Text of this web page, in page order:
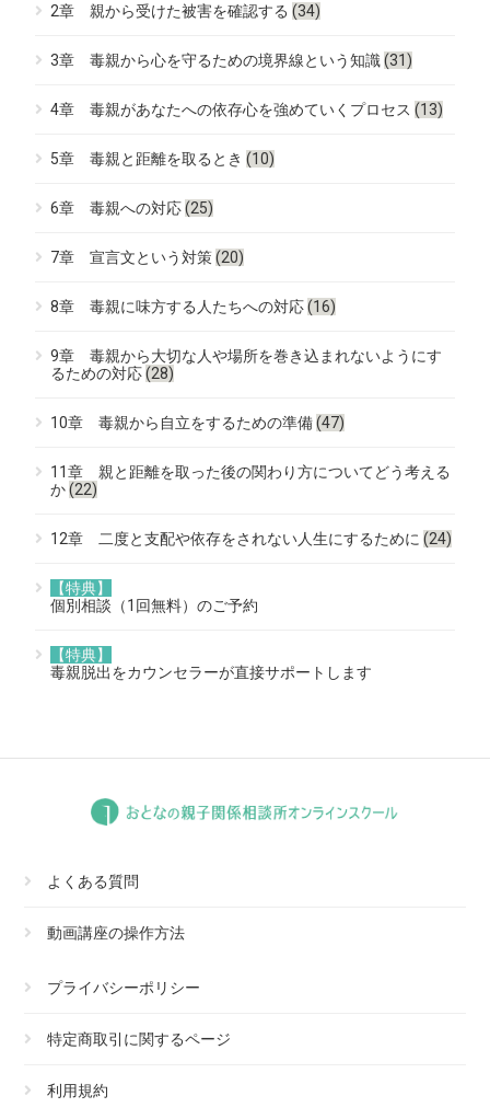
2章 親から受けた被害を確認する(34)
3章 毒親から心を守るための境界線という知識(31)
4章 毒親があなたへの依存心を強めていくプロセス(13)
5章 毒親と距離を取るとき(10)
6章 毒親への対応(25)
7章 宣言文という対策(20)
8章 毒親に味方する人たちへの対応(16)
9章 毒親から大切な人や場所を巻き込まれないようにす
るための対応(28)
10章 毒親から自立をするための準備(47)
11章 親と距離を取った後の関わり方についてどう考える
か(22)
12章 二度と支配や依存をされない人生にするために(24)
【特典】
個別相談（1回無料）のご予約
【特典】
毒親脱出をカウンセラーが直接サポートします
よくある質問
動画講座の操作方法
プライバシーポリシー
特定商取引に関するページ
利用規約